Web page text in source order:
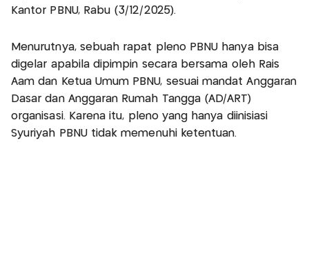
Kantor PBNU, Rabu (3/12/2025).
Menurutnya, sebuah rapat pleno PBNU hanya bisa
digelar apabila dipimpin secara bersama oleh Rais
Aam dan Ketua Umum PBNU, sesuai mandat Anggaran
Dasar dan Anggaran Rumah Tangga (AD/ART)
organisasi. Karena itu, pleno yang hanya diinisiasi
Syuriyah PBNU tidak memenuhi ketentuan.